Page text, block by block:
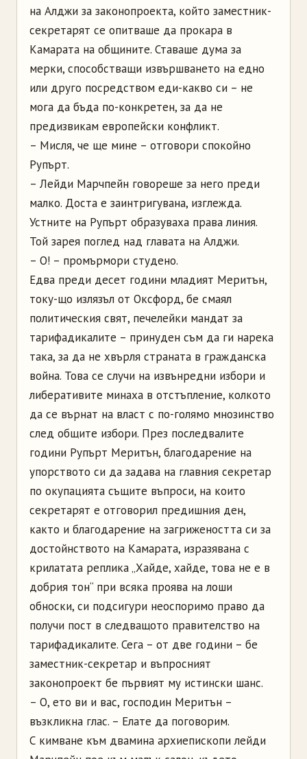
на Алджи за законопроекта, който заместник-
секретарят се опитваше да прокара в
Камарата на общините. Ставаше дума за
мерки, способстващи извършването на едно
или друго посредством еди-какво си – не
мога да бъда по-конкретен, за да не
предизвикам европейски конфликт.
– Мисля, че ще мине – отговори спокойно
Рупърт.
– Лейди Марчпейн говореше за него преди
малко. Доста е заинтригувана, изглежда.
Устните на Рупърт образуваха права линия.
Той зарея поглед над главата на Алджи.
– О! – промърмори студено.
Едва преди десет години младият Меритън,
току-що излязъл от Оксфорд, бе смаял
политическия свят, печелейки мандат за
тарифадикалите – принуден съм да ги нарека
така, за да не хвърля страната в гражданска
война. Това се случи на извънредни избори и
либеративите минаха в отстъпление, колкото
да се върнат на власт с по-голямо мнозинство
след общите избори. През последвалите
години Рупърт Меритън, благодарение на
упорството си да задава на главния секретар
по окупацията същите въпроси, на които
секретарят е отговорил предишния ден,
както и благодарение на загрижеността си за
достойнството на Камарата, изразявана с
крилатата реплика „Хайде, хайде, това не е в
добрия тон“ при всяка проява на лоши
обноски, си подсигури неоспоримо право да
получи пост в следващото правителство на
тарифадикалите. Сега – от две години – бе
заместник-секретар и въпросният
законопроект бе първият му истински шанс.
– О, ето ви и вас, господин Меритън –
възкликна глас. – Елате да поговорим.
С кимване към двамина архиепископи лейди